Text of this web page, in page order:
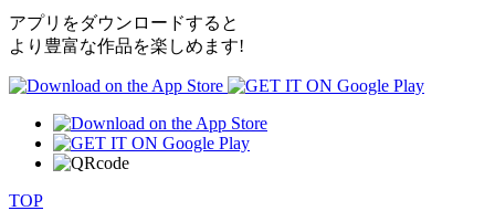
アプリをダウンロードすると
より豊富な作品を楽しめます!
TOP